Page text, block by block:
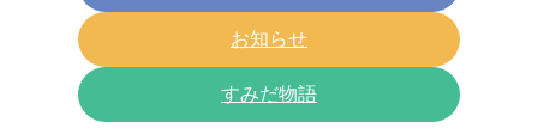
お知らせ
すみだ物語